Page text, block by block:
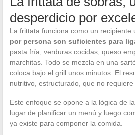
desperdicio por
La frittata funciona como un recipiente
por persona son suficientes para
pasta fría, verduras cocidas, queso
marchitas. Todo se mezcla en una
coloca bajo el grill unos minutos. El
nutritivo, estructurado, que no requiere
Este enfoque se opone a la lógica de
lugar de planificar un menú y luego
ya existe para componer la comida.